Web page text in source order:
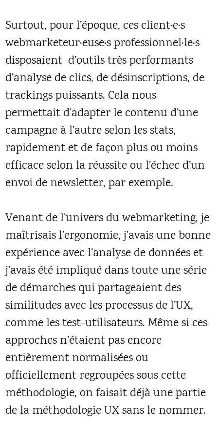
Surtout, pour l’époque, ces client·e·s
webmarketeur·euse·s professionnel·le·s
disposaient d’outils très performants
d’analyse de clics, de désinscriptions, de
trackings puissants. Cela nous
permettait d’adapter le contenu d’une
campagne à l’autre selon les stats,
rapidement et de façon plus ou moins
efficace selon la réussite ou l’échec d’un
envoi de newsletter, par exemple.
Venant de l’univers du webmarketing, je
maîtrisais l’ergonomie, j’avais une bonne
expérience avec l’analyse de données et
j’avais été impliqué dans toute une série
de démarches qui partageaient des
similitudes avec les processus de l’UX,
comme les test-utilisateurs. Même si ces
approches n’étaient pas encore
entièrement normalisées ou
officiellement regroupées sous cette
méthodologie, on faisait déjà une partie
de la méthodologie UX sans le nommer.